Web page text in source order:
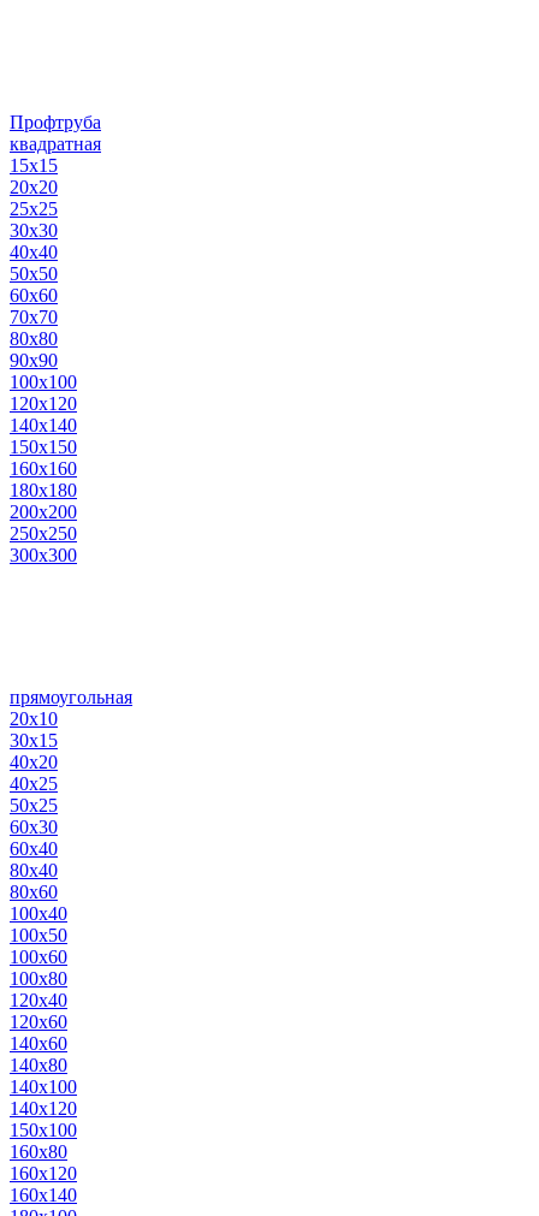
Профтруба
квадратная
15х15
20х20
25х25
30х30
40х40
50х50
60х60
70х70
80х80
90х90
100х100
120х120
140х140
150х150
160х160
180х180
200х200
250х250
300х300
прямоугольная
20х10
30х15
40х20
40х25
50х25
60х30
60х40
80х40
80х60
100х40
100х50
100х60
100х80
120х40
120х60
140х60
140х80
140х100
140х120
150х100
160х80
160х120
160х140